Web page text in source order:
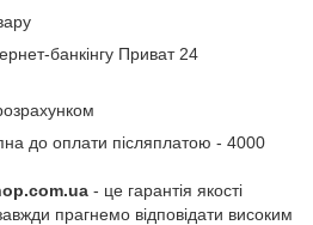
банкінгу Приват 24
до оплати післяплатою - 4000
- це гарантія якості
прагнемо відповідати високим